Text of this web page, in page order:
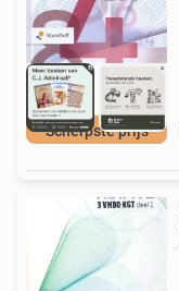
Scherpste prijs